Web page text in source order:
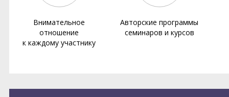
Внимательное
отношение
к каждому участнику
Авторские программы
семинаров и курсов